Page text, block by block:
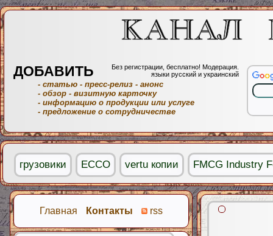
Главная Контакты rss
ДОБАВИТЬ
Без регистрации, бесплатно! Модерация.
языки русский и украинский
- статью - пресс-релиз - анонс
- обзор - визитную карточку
- информацию о продукции или услуге
- предложение о сотрудничестве
грузовики ECCO vertu копии FMCG Industry